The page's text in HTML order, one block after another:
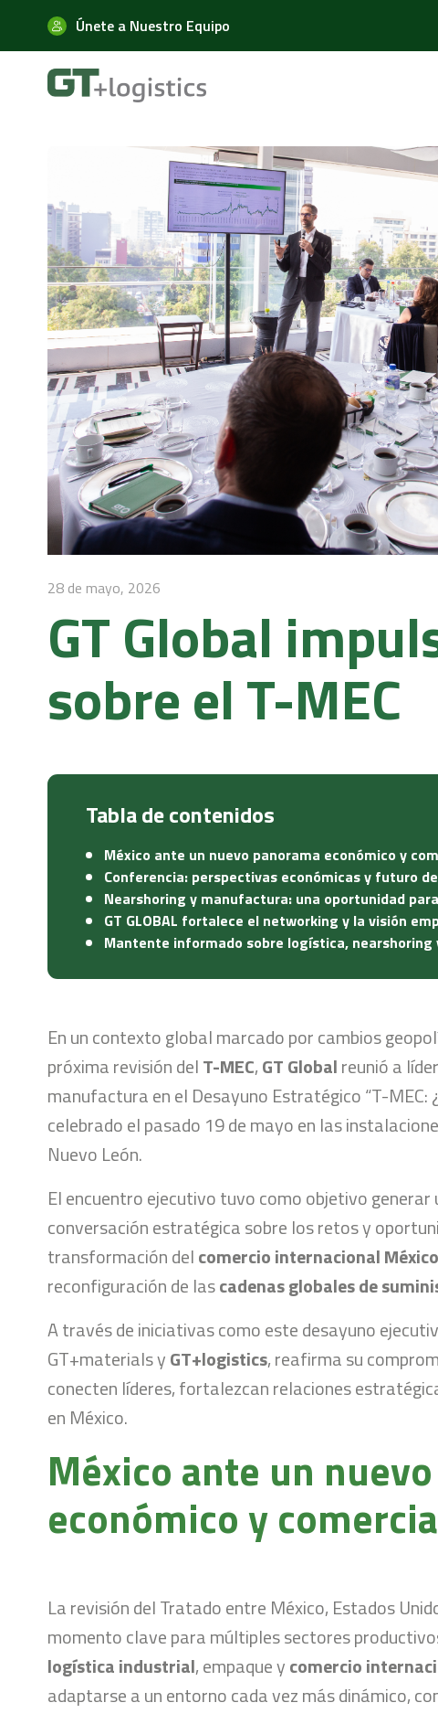
Únete a Nuestro Equipo
28 de mayo, 2026
GT Global
sobre el T-MEC
Tabla de contenidos
México ante un nuevo panorama económico y
Conferencia: perspectivas económicas y futuro
Nearshoring y manufactura: una oportunidad
GT GLOBAL fortalece el networking y la visión
Mantente informado sobre logística,
En un contexto global marcado por cambios
próxima revisión delT-MEC,GT Globalreunió a
manufactura en el Desayuno Estratégico “T-MEC:
celebrado el pasado 19 de mayo en las
Nuevo León.
El encuentro ejecutivo tuvo como objetivo generar
conversación estratégica sobre los retos y
transformación delcomercio internacional México
reconfiguración de lascadenas globales de
A través de iniciativas como este desayuno
GT+materials yGT+logistics, reafirma su
conecten líderes, fortalezcan relaciones
en México.
México ante un
económico y
La revisión del Tratado entre México, Estados
momento clave para múltiples sectores
logística industrial, empaque ycomercio
adaptarse a un entorno cada vez más dinámico,